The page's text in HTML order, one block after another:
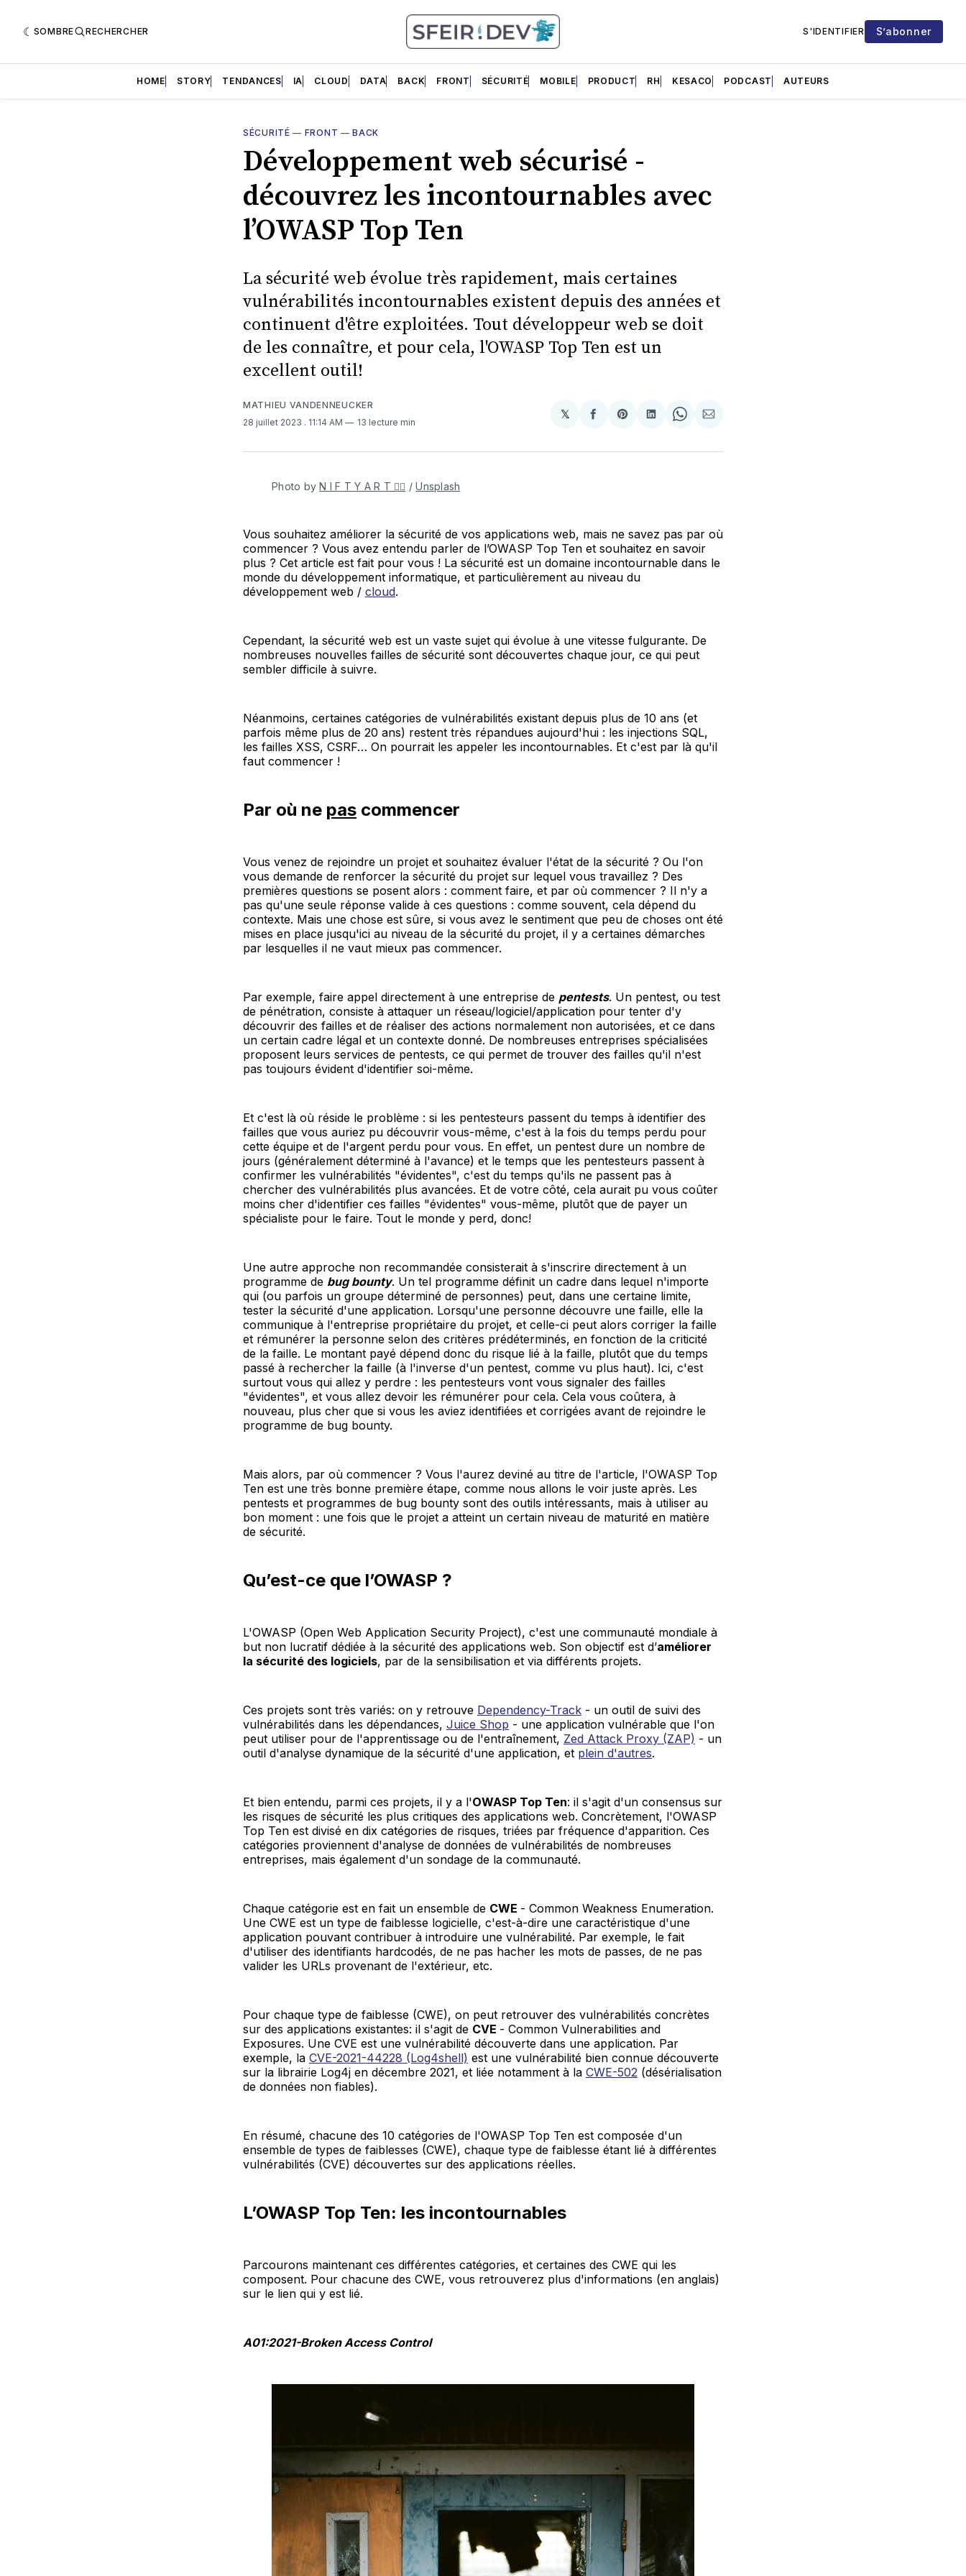
SOMBRE RECHERCHER S'IDENTIFIER S’abonner
HOME STORY TENDANCES IA CLOUD DATA BACK FRONT SÉCURITÉ MOBILE PRODUCT RH KESACO PODCAST AUTEURS
SÉCURITÉ — FRONT —BACK
Développement web sécurisé -
découvrez les incontournables avec
l’OWASP Top Ten
La sécurité web évolue très rapidement, mais certaines
vulnérabilités incontournables existent depuis des années et
continuent d'être exploitées. Tout développeur web se doit
de les connaître, et pour cela, l'OWASP Top Ten est un
excellent outil!
MATHIEU VANDENNEUCKER
28 juillet 2023 . 11:14 AM 13 lecture min
𝕏Share
X
Partager
Facebook
Share
Pinterest
Partager
LinkedIn
Share
WhatsApp
Partager
Courriel
Photo byN I F T Y A R T ✍🏻 /Unsplash
Vous souhaitez améliorer la sécurité de vos applications web, mais ne savez pas par où
commencer ? Vous avez entendu parler de l’OWASP Top Ten et souhaitez en savoir
plus ? Cet article est fait pour vous ! La sécurité est un domaine incontournable dans le
monde du développement informatique, et particulièrement au niveau du
développement web / cloud.
Cependant, la sécurité web est un vaste sujet qui évolue à une vitesse fulgurante. De
nombreuses nouvelles failles de sécurité sont découvertes chaque jour, ce qui peut
sembler difficile à suivre.
Néanmoins, certaines catégories de vulnérabilités existant depuis plus de 10 ans (et
parfois même plus de 20 ans) restent très répandues aujourd'hui : les injections SQL,
les failles XSS, CSRF… On pourrait les appeler les incontournables. Et c'est par là qu'il
faut commencer !
Par où ne pas commencer
Vous venez de rejoindre un projet et souhaitez évaluer l'état de la sécurité ? Ou l'on
vous demande de renforcer la sécurité du projet sur lequel vous travaillez ? Des
premières questions se posent alors : comment faire, et par où commencer ? Il n'y a
pas qu'une seule réponse valide à ces questions : comme souvent, cela dépend du
contexte. Mais une chose est sûre, si vous avez le sentiment que peu de choses ont été
mises en place jusqu'ici au niveau de la sécurité du projet, il y a certaines démarches
par lesquelles il ne vaut mieux pas commencer.
Par exemple, faire appel directement à une entreprise de pentests. Un pentest, ou test
de pénétration, consiste à attaquer un réseau/logiciel/application pour tenter d'y
découvrir des failles et de réaliser des actions normalement non autorisées, et ce dans
un certain cadre légal et un contexte donné. De nombreuses entreprises spécialisées
proposent leurs services de pentests, ce qui permet de trouver des failles qu'il n'est
pas toujours évident d'identifier soi-même.
Et c'est là où réside le problème : si les pentesteurs passent du temps à identifier des
failles que vous auriez pu découvrir vous-même, c'est à la fois du temps perdu pour
cette équipe et de l'argent perdu pour vous. En effet, un pentest dure un nombre de
jours (généralement déterminé à l'avance) et le temps que les pentesteurs passent à
confirmer les vulnérabilités "évidentes", c'est du temps qu'ils ne passent pas à
chercher des vulnérabilités plus avancées. Et de votre côté, cela aurait pu vous coûter
moins cher d'identifier ces failles "évidentes" vous-même, plutôt que de payer un
spécialiste pour le faire. Tout le monde y perd, donc!
Une autre approche non recommandée consisterait à s'inscrire directement à un
programme de bug bounty. Un tel programme définit un cadre dans lequel n'importe
qui (ou parfois un groupe déterminé de personnes) peut, dans une certaine limite,
tester la sécurité d'une application. Lorsqu'une personne découvre une faille, elle la
communique à l'entreprise propriétaire du projet, et celle-ci peut alors corriger la faille
et rémunérer la personne selon des critères prédéterminés, en fonction de la criticité
de la faille. Le montant payé dépend donc du risque lié à la faille, plutôt que du temps
passé à rechercher la faille (à l'inverse d'un pentest, comme vu plus haut). Ici, c'est
surtout vous qui allez y perdre : les pentesteurs vont vous signaler des failles
"évidentes", et vous allez devoir les rémunérer pour cela. Cela vous coûtera, à
nouveau, plus cher que si vous les aviez identifiées et corrigées avant de rejoindre le
programme de bug bounty.
Mais alors, par où commencer ? Vous l'aurez deviné au titre de l'article, l'OWASP Top
Ten est une très bonne première étape, comme nous allons le voir juste après. Les
pentests et programmes de bug bounty sont des outils intéressants, mais à utiliser au
bon moment : une fois que le projet a atteint un certain niveau de maturité en matière
de sécurité.
Qu’est-ce que l’OWASP ?
L'OWASP (Open Web Application Security Project), c'est une communauté mondiale à
but non lucratif dédiée à la sécurité des applications web. Son objectif est d’améliorer
la sécurité des logiciels, par de la sensibilisation et via différents projets.
Ces projets sont très variés: on y retrouve Dependency-Track - un outil de suivi des
vulnérabilités dans les dépendances, Juice Shop - une application vulnérable que l'on
peut utiliser pour de l'apprentissage ou de l'entraînement, Zed Attack Proxy (ZAP) - un
outil d'analyse dynamique de la sécurité d'une application, et plein d'autres.
Et bien entendu, parmi ces projets, il y a l'OWASP Top Ten: il s'agit d'un consensus sur
les risques de sécurité les plus critiques des applications web. Concrètement, l'OWASP
Top Ten est divisé en dix catégories de risques, triées par fréquence d'apparition. Ces
catégories proviennent d'analyse de données de vulnérabilités de nombreuses
entreprises, mais également d'un sondage de la communauté.
Chaque catégorie est en fait un ensemble de CWE - Common Weakness Enumeration.
Une CWE est un type de faiblesse logicielle, c'est-à-dire une caractéristique d'une
application pouvant contribuer à introduire une vulnérabilité. Par exemple, le fait
d'utiliser des identifiants hardcodés, de ne pas hacher les mots de passes, de ne pas
valider les URLs provenant de l'extérieur, etc.
Pour chaque type de faiblesse (CWE), on peut retrouver des vulnérabilités concrètes
sur des applications existantes: il s'agit de CVE - Common Vulnerabilities and
Exposures. Une CVE est une vulnérabilité découverte dans une application. Par
exemple, la CVE-2021-44228 (Log4shell) est une vulnérabilité bien connue découverte
sur la librairie Log4j en décembre 2021, et liée notamment à la CWE-502 (désérialisation
de données non fiables).
En résumé, chacune des 10 catégories de l'OWASP Top Ten est composée d'un
ensemble de types de faiblesses (CWE), chaque type de faiblesse étant lié à différentes
vulnérabilités (CVE) découvertes sur des applications réelles.
L’OWASP Top Ten: les incontournables
Parcourons maintenant ces différentes catégories, et certaines des CWE qui les
composent. Pour chacune des CWE, vous retrouverez plus d'informations (en anglais)
sur le lien qui y est lié.
A01:2021-Broken Access Control